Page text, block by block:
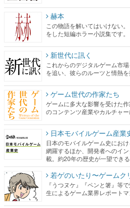
赫本
この物語を解いてはいけない
をした短編ホラー小説集です。
新世代に訊く
これからのデジタルゲーム市
を追い、彼らのルーツと情熱を
ゲーム世代の作家たち
ゲームに多大な影響を受けた
のコンテンツ産業やカルチャ
日本モバイルゲーム産業
日本のモバイルゲーム史にお
網羅するほか、開発者へのイ
載。約20年の歴史が一望できる
若ゲのいたり〜ゲームク
『うつヌケ』『ペンと箸』等
生によるゲーム業界レポートマ